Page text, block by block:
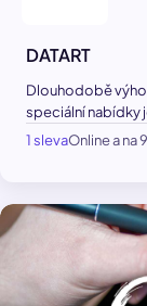
DATART
Dlouhodobě
speciální nabídky
1 slevaOnline a